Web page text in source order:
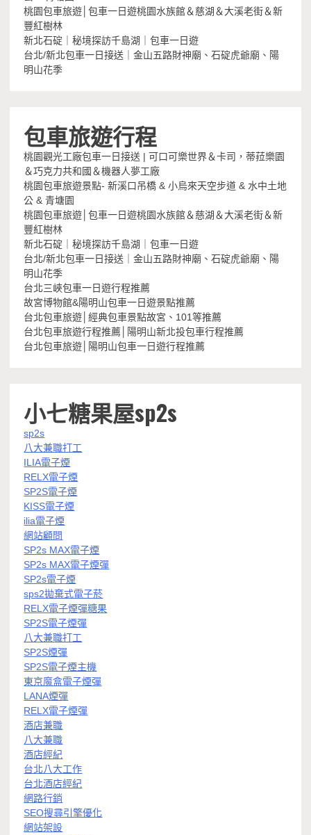
桃園包車旅遊│包車一日遊桃園水族館＆慈湖＆大溪老街＆新
豐紅樹林
新北石碇｜秘境探訪千島湖｜包車一日遊
台北/新北包車一日接送｜金山五路財神廟、石碇虎爺廟、陽
明山花季
包車旅遊行程
桃園觀光工廠包車一日接送 | 可口可樂世界＆卡司，蒂菈樂園
＆巧克力共和國＆機器人夢工廠
桃園包車旅遊景點- 新溪口吊橋 & 小烏來天空步道 & 水中土地
公 & 青塘園
桃園包車旅遊│包車一日遊桃園水族館＆慈湖＆大溪老街＆新
豐紅樹林
新北石碇｜秘境探訪千島湖｜包車一日遊
台北/新北包車一日接送｜金山五路財神廟、石碇虎爺廟、陽
明山花季
台北三峽包車一日遊行程推薦
故宮博物館&陽明山包車一日遊景點推薦
台北包車旅遊│經典包車景點故宮、101等推薦
台北包車旅遊行程推薦│陽明山新北投包車行程推薦
台北包車旅遊│陽明山包車一日遊行程推薦
小七糖果屋sp2s
sp2s
八大兼職打工
ILIA電子煙
RELX電子煙
SP2S電子煙
KISS電子煙
ilia電子煙
網站顧問
SP2s MAX電子煙
SP2s MAX電子煙彈
SP2s電子煙
sps2拋棄式電子菸
RELX電子煙彈糖果
SP2S電子煙彈
八大兼職打工
SP2S煙彈
SP2S電子煙主機
東京魔盒電子煙彈
LANA煙彈
RELX電子煙彈
酒店兼職
八大兼職
酒店經紀
台北八大工作
台北酒店經紀
網路行銷
SEO搜尋引擎優化
網站架設